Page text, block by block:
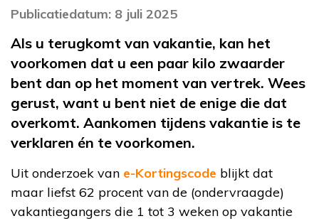
Publicatiedatum: 8 juli 2025
Als u terugkomt van vakantie, kan het
voorkomen dat u een paar kilo zwaarder
bent dan op het moment van vertrek. Wees
gerust, want u bent niet de enige die dat
overkomt. Aankomen tijdens vakantie is te
verklaren én te voorkomen.
Uit onderzoek van e-Kortingscode blijkt dat
maar liefst 62 procent van de (ondervraagde)
vakantiegangers die 1 tot 3 weken op vakantie